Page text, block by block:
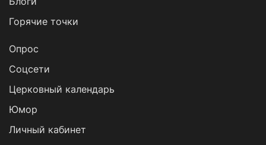
Горячие точки
Опрос
Cоцсети
Церковный календарь
Юмор
Личный кабинет